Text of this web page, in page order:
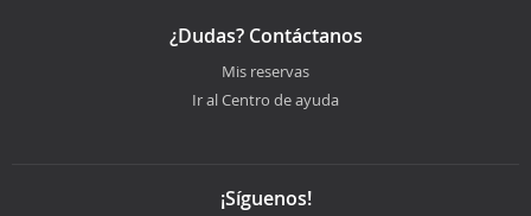
¿Dudas? Contáctanos
Mis reservas
Ir al Centro de ayuda
¡Síguenos!